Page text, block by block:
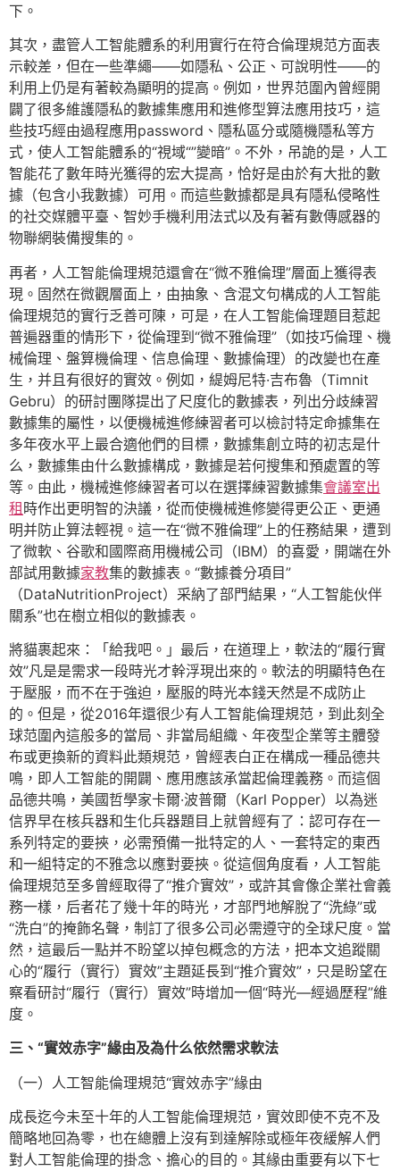
下。
其次，盡管人工智能體系的利用實行在符合倫理規范方面表
示較差，但在一些準繩——如隱私、公正、可說明性——的
利用上仍是有著較為顯明的提高。例如，世界范圍內曾經開
闢了很多維護隱私的數據集應用和進修型算法應用技巧，這
些技巧經由過程應用password、隱私區分或隨機隱私等方
式，使人工智能體系的“視域“”變暗”。不外，吊詭的是，人工
智能花了數年時光獲得的宏大提高，恰好是由於有大批的數
據（包含小我數據）可用。而這些數據都是具有隱私侵略性
的社交媒體平臺、智妙手機利用法式以及有著有數傳感器的
物聯網裝備搜集的。
再者，人工智能倫理規范還會在“微不雅倫理”層面上獲得表
現。固然在微觀層面上，由抽象、含混文句構成的人工智能
倫理規范的實行乏善可陳，可是，在人工智能倫理題目惹起
普遍器重的情形下，從倫理到“微不雅倫理”（如技巧倫理、機
械倫理、盤算機倫理、信息倫理、數據倫理）的改變也在產
生，并且有很好的實效。例如，緹姆尼特·吉布魯（Timnit
Gebru）的研討團隊提出了尺度化的數據表，列出分歧練習
數據集的屬性，以便機械進修練習者可以檢討特定命據集在
多年夜水平上最合適他們的目標，數據集創立時的初志是什
么，數據集由什么數據構成，數據是若何搜集和預處置的等
等。由此，機械進修練習者可以在選擇練習數據集會議室出
租時作出更明智的決議，從而使機械進修變得更公正、更通
明并防止算法輕視。這一在“微不雅倫理”上的任務結果，遭到
了微軟、谷歌和國際商用機械公司（IBM）的喜愛，開端在外
部試用數據家教集的數據表。“數據養分項目”
（DataNutritionProject）采納了部門結果，“人工智能伙伴
關系”也在樹立相似的數據表。
將貓裹起來：「給我吧。」最后，在道理上，軟法的“履行實
效”凡是是需求一段時光才幹浮現出來的。軟法的明顯特色在
于壓服，而不在于強迫，壓服的時光本錢天然是不成防止
的。但是，從2016年還很少有人工智能倫理規范，到此刻全
球范圍內這般多的當局、非當局組織、年夜型企業等主體發
布或更換新的資料此類規范，曾經表白正在構成一種品德共
鳴，即人工智能的開闢、應用應該承當起倫理義務。而這個
品德共鳴，美國哲學家卡爾·波普爾（Karl Popper）以為迷
信界早在核兵器和生化兵器題目上就曾經有了：認可存在一
系列特定的要挾，必需預備一批特定的人、一套特定的東西
和一組特定的不雅念以應對要挾。從這個角度看，人工智能
倫理規范至多曾經取得了“推介實效”，或許其會像企業社會義
務一樣，后者花了幾十年的時光，才部門地解脫了“洗綠”或
“洗白”的掩飾名聲，制訂了很多公司必需遵守的全球尺度。當
然，這最后一點并不盼望以掉包概念的方法，把本文追蹤關
心的“履行（實行）實效”主題延長到“推介實效”，只是盼望在
察看研討“履行（實行）實效”時增加一個“時光—經過歷程”維
度。
三、“實效赤字”緣由及為什么依然需求軟法
（一）人工智能倫理規范“實效赤字”緣由
成長迄今未至十年的人工智能倫理規范，實效即使不克不及
簡略地回為零，也在總體上沒有到達解除或極年夜緩解人們
對人工智能倫理的掛念、擔心的目的。其緣由重要有以下七